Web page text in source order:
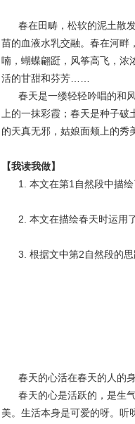
春在田畴，松软的泥土散发
苗的血液水乳交融。春在河畔
喃，蝴蝶翩跹，风筝高飞，浓
活的甘甜和芬芳……
春天是一缕轻轻吟唱的和风
上的一抹彩霞；春天是种子
的天真无邪，姑娘面颊上的秀
【我读我做】
1. 本文在第1自然段中描绘
2. 本文在描绘春天时运用了
3. 根据文中第2自然段的思
春天的心活在春天的人的身
春天的心是活跃的，是生气
美。生活本身是可爱的呀。听